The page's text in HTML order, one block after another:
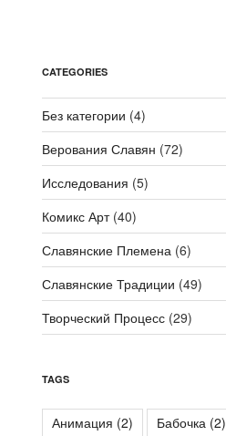
CATEGORIES
Без категории (4)
Верования Славян (72)
Исследования (5)
Комикс Арт(40)
Славянские Племена(6)
Славянские Традиции (49)
Творческий Процесс(29)
TAGS
Анимация (2) Бабочка(2)